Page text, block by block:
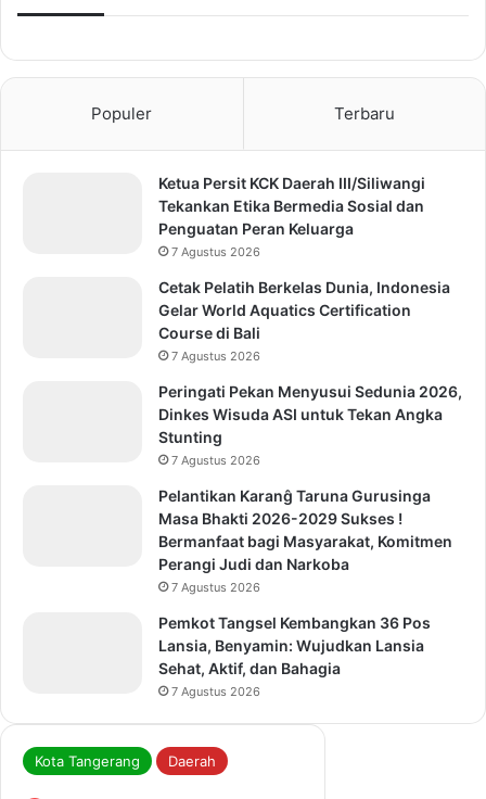
Populer Terbaru
Ketua Persit KCK Daerah III/Siliwangi
Tekankan Etika Bermedia Sosial dan
Penguatan Peran Keluarga
7 Agustus 2026
Cetak Pelatih Berkelas Dunia, Indonesia
Gelar World Aquatics Certification
Course di Bali
7 Agustus 2026
Peringati Pekan Menyusui Sedunia 2026,
Dinkes Wisuda ASI untuk Tekan Angka
Stunting
7 Agustus 2026
Pelantikan Karanĝ Taruna Gurusinga
Masa Bhakti 2026-2029 Sukses !
Bermanfaat bagi Masyarakat, Komitmen
Perangi Judi dan Narkoba
7 Agustus 2026
Pemkot Tangsel Kembangkan 36 Pos
Lansia, Benyamin: Wujudkan Lansia
Sehat, Aktif, dan Bahagia
7 Agustus 2026